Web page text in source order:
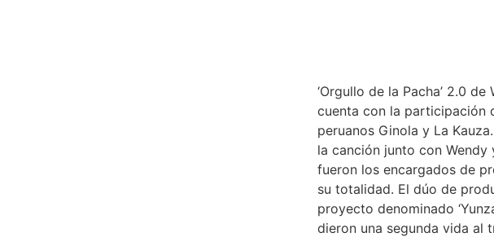
‘Orgullo de la Pacha’ 2.0 de
cuenta con la participación
peruanos Ginola y La
la canción junto con Wendy
fueron los encargados de
su totalidad. El dúo de
proyecto denominado
dieron una segunda vida al